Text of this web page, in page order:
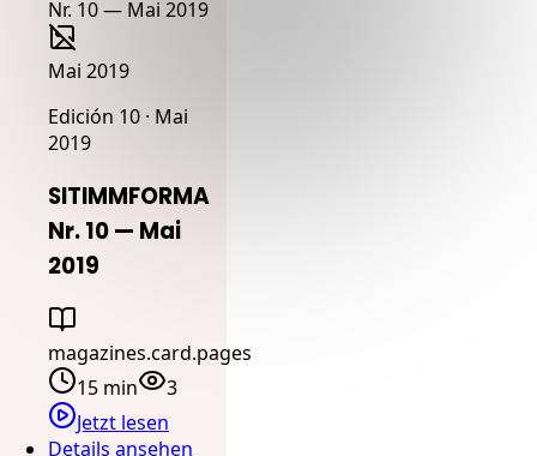
Mai 2019
Edición 10 · Mai
2019
SITIMMFORMA
Nr. 10 — Mai
2019
magazines.card.pages
15 min
3
Jetzt lesen
Details ansehen